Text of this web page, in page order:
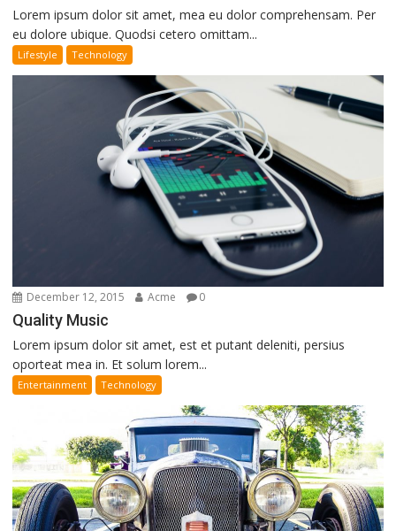
Lorem ipsum dolor sit amet, mea eu dolor comprehensam. Per
eu dolore ubique. Quodsi cetero omittam...
Lifestyle Technology
December 12, 2015 Acme 0
Quality Music
Lorem ipsum dolor sit amet, est et putant deleniti, persius
oporteat mea in. Et solum lorem...
Entertainment Technology